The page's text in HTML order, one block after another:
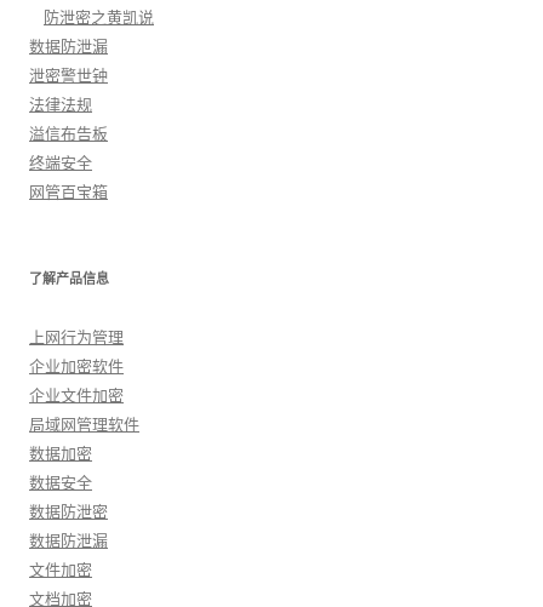
防泄密之黄凯说
数据防泄漏
泄密警世钟
法律法规
溢信布告板
终端安全
网管百宝箱
了解产品信息
上网行为管理
企业加密软件
企业文件加密
局域网管理软件
数据加密
数据安全
数据防泄密
数据防泄漏
文件加密
文档加密